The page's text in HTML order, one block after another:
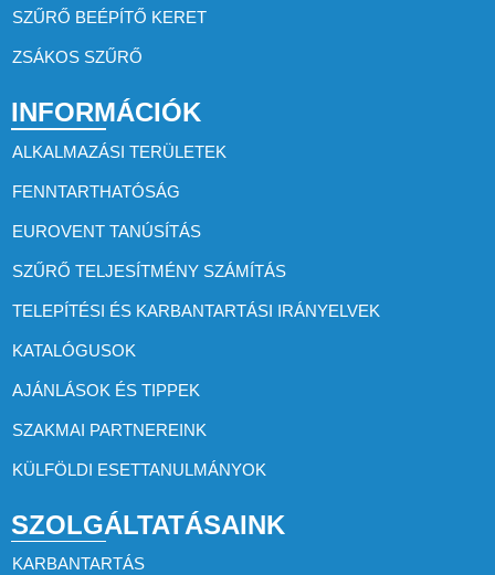
SZŰRŐ BEÉPÍTŐ KERET
ZSÁKOS SZŰRŐ
INFORMÁCIÓK
ALKALMAZÁSI TERÜLETEK
FENNTARTHATÓSÁG
EUROVENT TANÚSÍTÁS
SZŰRŐ TELJESÍTMÉNY SZÁMÍTÁS
TELEPÍTÉSI ÉS KARBANTARTÁSI IRÁNYELVEK
KATALÓGUSOK
AJÁNLÁSOK ÉS TIPPEK
SZAKMAI PARTNEREINK
KÜLFÖLDI ESETTANULMÁNYOK
SZOLGÁLTATÁSAINK
KARBANTARTÁS